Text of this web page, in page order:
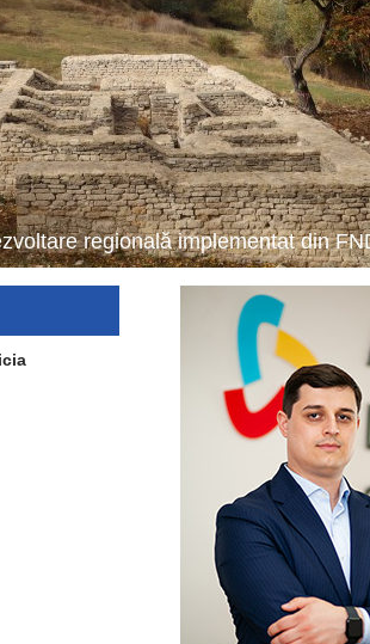
regională implementat din